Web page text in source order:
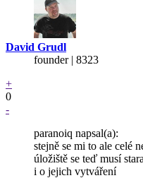
David Grudl
founder | 8323
+
0
-
paranoiq napsal(a):
stejně se mi to ale celé
úložiště se teď musí
i o jejich vytváření